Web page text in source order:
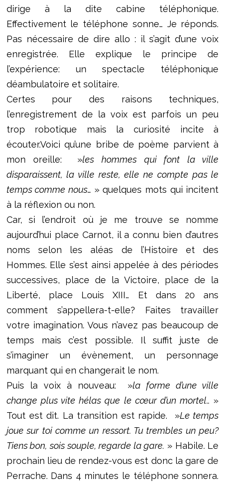
dirige à la dite cabine téléphonique.
Effectivement le téléphone sonne… Je réponds.
Pas nécessaire de dire allo : il s’agit d’une voix
enregistrée. Elle explique le principe de
l’expérience: un spectacle téléphonique
déambulatoire et solitaire.
Certes pour des raisons techniques,
l’enregistrement de la voix est parfois un peu
trop robotique mais la curiosité incite à
écouter.Voici qu’une bribe de poème parvient à
mon oreille: »les hommes qui font la ville
disparaissent, la ville reste, elle ne compte pas le
temps comme nous… » quelques mots qui incitent
à la réflexion ou non.
Car, si l’endroit où je me trouve se nomme
aujourd’hui place Carnot, il a connu bien d’autres
noms selon les aléas de l’Histoire et des
Hommes. Elle s’est ainsi appelée à des périodes
successives, place de la Victoire, place de la
Liberté, place Louis XIII… Et dans 20 ans
comment s’appellera-t-elle? Faites travailler
votre imagination. Vous n’avez pas beaucoup de
temps mais c’est possible. Il suffit juste de
s’imaginer un évènement, un personnage
marquant qui en changerait le nom.
Puis la voix à nouveau: »la forme d’une ville
change plus vite hélas que le cœur d’un mortel.. »
Tout est dit. La transition est rapide. »Le temps
joue sur toi comme un ressort. Tu trembles un peu?
Tiens bon, sois souple, regarde la gare. » Habile. Le
prochain lieu de rendez-vous est donc la gare de
Perrache. Dans 4 minutes le téléphone sonnera.